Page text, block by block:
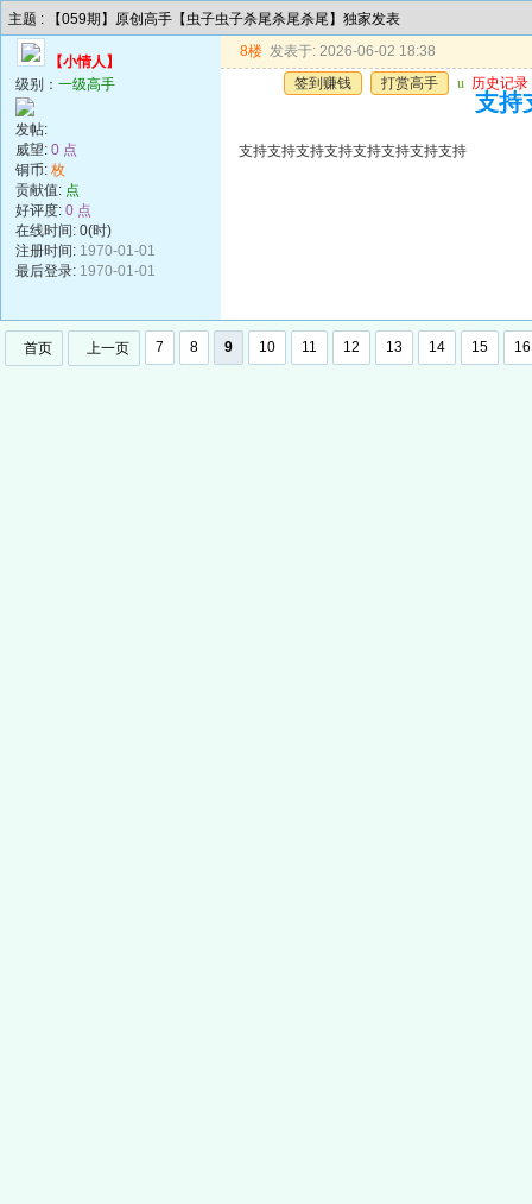
主题 : 【059期】原创高手【虫子虫子杀尾杀尾杀尾】独家发表
【小情人】
级别： 一级高手
发帖:
威望: 0 点
铜币: 枚
贡献值: 点
好评度: 0 点
在线时间: 0(时)
注册时间: 1970-01-01
最后登录: 1970-01-01
8楼 发表于: 2026-06-02 18:38
签到赚钱
打赏高手 u 历史记录
支持
支持支持支持支持支持支持支持支持
首页 上一页 7 8 9 10 11 12 13 14 15 16